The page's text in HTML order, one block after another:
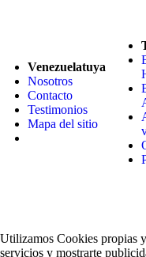
Venezuelatuya
Nosotros
Contacto
Testimonios
Mapa del sitio
Utilizamos Cookies propias
servicios y mostrarte